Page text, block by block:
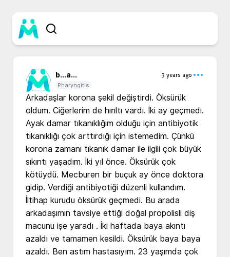
b...a...
3 years ago
Pharyngitis
Arkadaşlar korona şekil değiştirdi. Öksürük
oldum. Ciğerlerim de hırıltı vardı. İki ay geçmedi.
Ayak damar tıkanıklığım olduğu için antibiyotik
tıkanıklığı çok arttırdığı için istemedim. Çünkü
korona zamanı tıkanık damar ile ilgili çok büyük
sıkıntı yaşadım. İki yıl önce. Öksürük çok
kötüydü. Mecburen bir buçuk ay önce doktora
gidip. Verdiği antibiyotiği düzenli kullandım.
İltihap kurudu öksürük geçmedi. Bu arada
arkadaşımın tavsiye ettiği doğal propolisli diş
macunu işe yaradı . İki haftada baya akıntı
azaldı ve tamamen kesildi. Öksürük baya baya
azaldı. Ben astım hastasıyım. 23 yaşımda çok